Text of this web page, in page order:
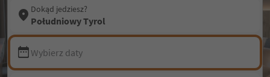
Dokąd jedziesz?
Południowy Tyrol
Wybierz daty